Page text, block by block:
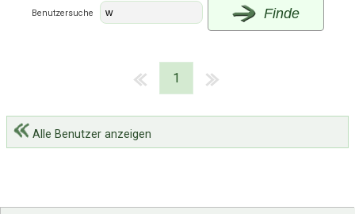
Benutzersuche Finde
1
Alle Benutzer anzeigen